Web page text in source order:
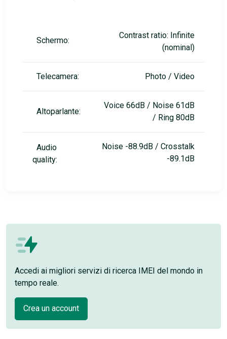
Schermo:
Contrast ratio: Infinite
(nominal)
Telecamera: Photo / Video
Altoparlante:
Voice 66dB / Noise 61dB
/ Ring 80dB
Audio
quality:
Noise -88.9dB / Crosstalk
-89.1dB
Accedi ai migliori servizi di ricerca IMEI del mondo in
tempo reale.
Crea un account